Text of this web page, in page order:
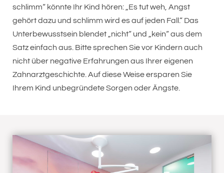
schlimm“ könnte Ihr Kind hören: „Es tut weh, Angst
gehört dazu und schlimm wird es auf jeden Fall.“ Das
Unterbewusstsein blendet „nicht“ und „kein“ aus dem
Satz einfach aus. Bitte sprechen Sie vor Kindern auch
nicht über negative Erfahrungen aus Ihrer eigenen
Zahnarztgeschichte. Auf diese Weise ersparen Sie
Ihrem Kind unbegründete Sorgen oder Ängste.